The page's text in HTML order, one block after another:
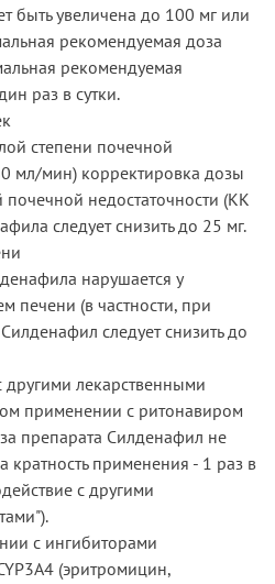
быть увеличена до 100 мг или
рекомендуемая доза
рекомендуемая
раз в сутки.
степени почечной
мл/мин) корректировка дозы
почечной недостаточности (КК
следует снизить до 25 мг.
нарушается у
печени (в частности, при
следует снизить до
лекарственными
применении с ритонавиром
препарата Силденафил не
кратность применения - 1 раз в
с другими
с ингибиторами
(эритромицин,